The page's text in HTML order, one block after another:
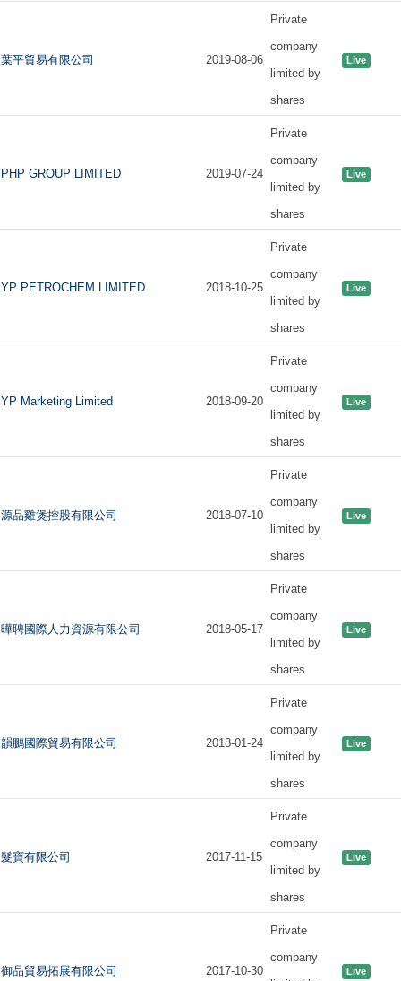
葉平貿易有限公司 2019-08-06
Private
company
limited by
shares
Live
PHP GROUP LIMITED 2019-07-24
Private
company
limited by
shares
Live
YP PETROCHEM LIMITED 2018-10-25
Private
company
limited by
shares
Live
YP Marketing Limited 2018-09-20
Private
company
limited by
shares
Live
源品雞煲控股有限公司 2018-07-10
Private
company
limited by
shares
Live
曄聘國際人力資源有限公司 2018-05-17
Private
company
limited by
shares
Live
韻鵬國際貿易有限公司 2018-01-24
Private
company
limited by
shares
Live
髮寶有限公司 2017-11-15
Private
company
limited by
shares
Live
御品貿易拓展有限公司 2017-10-30
Private
company
Live